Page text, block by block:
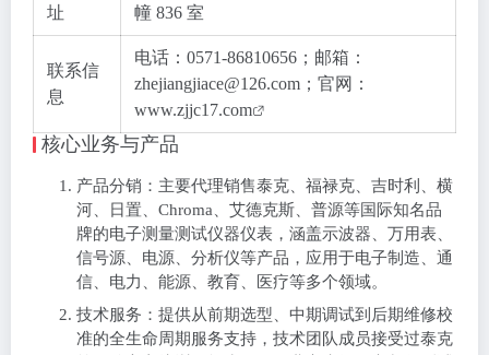
址
幢 836 室
联系信
息
电话：0571-86810656；邮箱：
zhejiangjiace@126.com；官网：
www.zjjc17.com
核心业务与产品
产品分销：主要代理销售泰克、福禄克、吉时利、横
河、日置、Chroma、艾德克斯、普源等国际知名品
牌的电子测量测试仪器仪表，涵盖示波器、万用表、
信号源、电源、分析仪等产品，应用于电子制造、通
信、电力、能源、教育、医疗等多个领域。
技术服务：提供从前期选型、中期调试到后期维修校
准的全生命周期服务支持，技术团队成员接受过泰克